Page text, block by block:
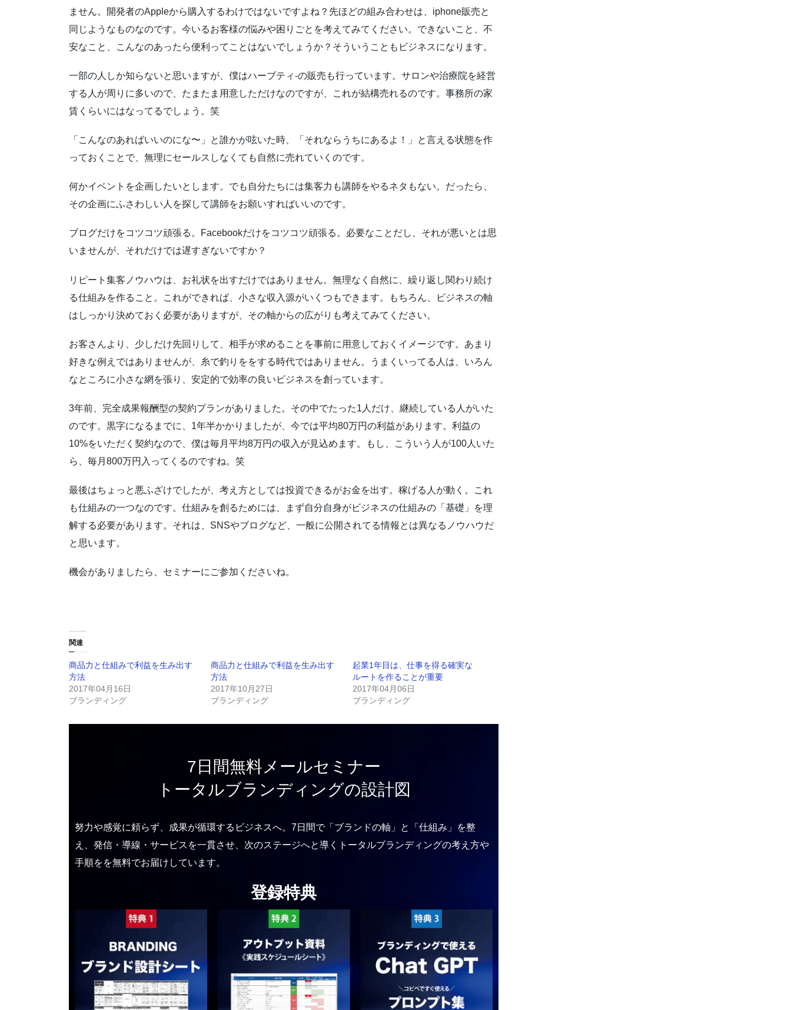
ません。開発者のAppleから購入するわけではないですよね？先ほどの組み合わせは、iphone販売と
同じようなものなのです。今いるお客様の悩みや困りごとを考えてみてください。できないこと、不
安なこと、こんなのあったら便利ってことはないでしょうか？そういうこともビジネスになります。
一部の人しか知らないと思いますが、僕はハーブティ-の販売も行っています。サロンや治療院を経営
する人が周りに多いので、たまたま用意しただけなのですが、これが結構売れるのです。事務所の家
賃くらいにはなってるでしょう。笑
「こんなのあればいいのにな〜」と誰かが呟いた時、「それならうちにあるよ！」と言える状態を作
っておくことで、無理にセールスしなくても自然に売れていくのです。
何かイベントを企画したいとします。でも自分たちには集客力も講師をやるネタもない。だったら、
その企画にふさわしい人を探して講師をお願いすればいいのです。
ブログだけをコツコツ頑張る。Facebookだけをコツコツ頑張る。必要なことだし、それが悪いとは思
いませんが、それだけでは遅すぎないですか？
リピート集客ノウハウは、お礼状を出すだけではありません。無理なく自然に、繰り返し関わり続け
る仕組みを作ること。これができれば、小さな収入源がいくつもできます。もちろん、ビジネスの軸
はしっかり決めておく必要がありますが、その軸からの広がりも考えてみてください。
お客さんより、少しだけ先回りして、相手が求めることを事前に用意しておくイメージです。あまり
好きな例えではありませんが、糸で釣りををする時代ではありません。うまくいってる人は、いろん
なところに小さな網を張り、安定的で効率の良いビジネスを創っています。
3年前、完全成果報酬型の契約プランがありました。その中でたった1人だけ、継続している人がいた
のです。黒字になるまでに、1年半かかりましたが、今では平均80万円の利益があります。利益の
10%をいただく契約なので、僕は毎月平均8万円の収入が見込めます。もし、こういう人が100人いた
ら、毎月800万円入ってくるのですね。笑
最後はちょっと悪ふざけでしたが、考え方としては投資できるがお金を出す。稼げる人が動く。これ
も仕組みの一つなのです。仕組みを創るためには、まず自分自身がビジネスの仕組みの「基礎」を理
解する必要があります。それは、SNSやブログなど、一般に公開されてる情報とは異なるノウハウだ
と思います。
機会がありましたら、セミナーにご参加くださいね。
関連
商品力と仕組みで利益を生み出す
方法
2017年04月16日
ブランディング
商品力と仕組みで利益を生み出す
方法
2017年10月27日
ブランディング
起業1年目は、仕事を得る確実な
ルートを作ることが重要
2017年04月06日
ブランディング
7日間無料メールセミナー
トータルブランディングの設計図
努力や感覚に頼らず、成果が循環するビジネスへ。7日間で「ブランドの軸」と「仕組み」を整
え、発信・導線・サービスを一貫させ、次のステージへと導くトータルブランディングの考え方や
手順をを無料でお届けしています。
登録特典